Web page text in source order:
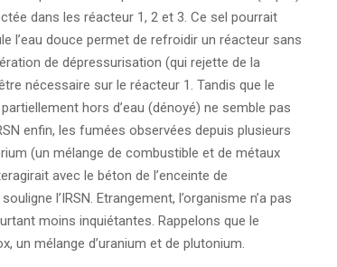
dans les réacteur 1, 2 et 3. Ce sel pourrait
l’eau douce permet de refroidir un réacteur sans
de dépressurisation (qui rejette de la
nécessaire sur le réacteur 1. Tandis que le
hors d’eau (dénoyé) ne semble pas
enfin, les fumées observées depuis plusieurs
(un mélange de combustible et de métaux
avec le béton de l’enceinte de
l’IRSN. Etrangement, l’organisme n’a pas
moins inquiétantes. Rappelons que le
un mélange d’uranium et de plutonium.